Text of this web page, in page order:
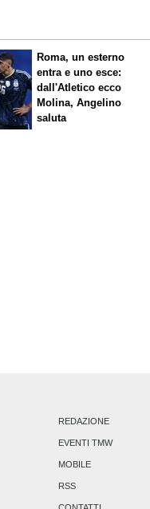
Roma, un esterno
entra e uno esce:
dall'Atletico ecco
Molina, Angelino
saluta
REDAZIONE
EVENTI TMW
MOBILE
RSS